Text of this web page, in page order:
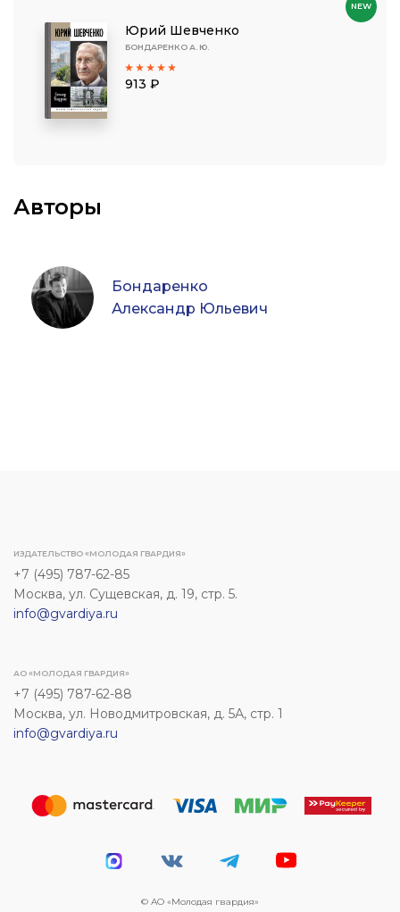
Юрий Шевченко
БОНДАРЕНКО А. Ю.
913 ₽
NEW
Авторы
Бондаренко
Александр Юльевич
ИЗДАТЕЛЬСТВО «МОЛОДАЯ ГВАРДИЯ»
+7 (495) 787-62-85
Москва, ул. Сущевская, д. 19, стр. 5.
info@gvardiya.ru
АО «МОЛОДАЯ ГВАРДИЯ»
+7 (495) 787-62-88
Москва, ул. Новодмитровская, д. 5А, стр. 1
info@gvardiya.ru
© АО «Молодая гвардия»